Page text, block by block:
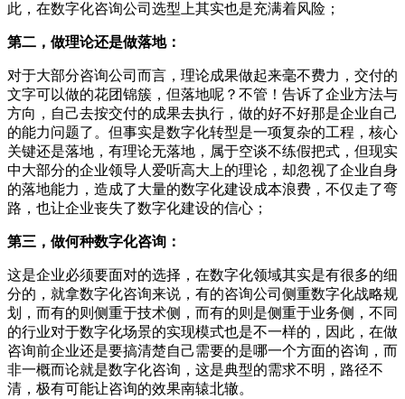
此，在数字化咨询公司选型上其实也是充满着风险；
第二，做理论还是做落地：
对于大部分咨询公司而言，理论成果做起来毫不费力，交付的
文字可以做的花团锦簇，但落地呢？不管！告诉了企业方法与
方向，自己去按交付的成果去执行，做的好不好那是企业自己
的能力问题了。但事实是数字化转型是一项复杂的工程，核心
关键还是落地，有理论无落地，属于空谈不练假把式，但现实
中大部分的企业领导人爱听高大上的理论，却忽视了企业自身
的落地能力，造成了大量的数字化建设成本浪费，不仅走了弯
路，也让企业丧失了数字化建设的信心；
第三，做何种数字化咨询：
这是企业必须要面对的选择，在数字化领域其实是有很多的细
分的，就拿数字化咨询来说，有的咨询公司侧重数字化战略规
划，而有的则侧重于技术侧，而有的则是侧重于业务侧，不同
的行业对于数字化场景的实现模式也是不一样的，因此，在做
咨询前企业还是要搞清楚自己需要的是哪一个方面的咨询，而
非一概而论就是数字化咨询，这是典型的需求不明，路径不
清，极有可能让咨询的效果南辕北辙。